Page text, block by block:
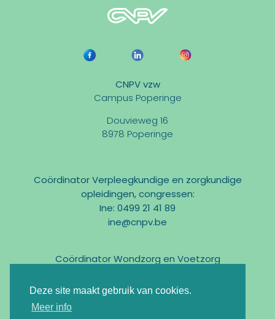
Deze site maakt gebruik van cookies.
Meer info
CNPV vzw
Campus Poperinge
Douvieweg 16
8978 Poperinge
Coördinator Verpleegkundige en zorgkundige
opleidingen, congressen:
Ine: 0499 21 41 89
ine@cnpv.be
Coördinator Wondzorg en Voetzorg
marc@cnpv.be